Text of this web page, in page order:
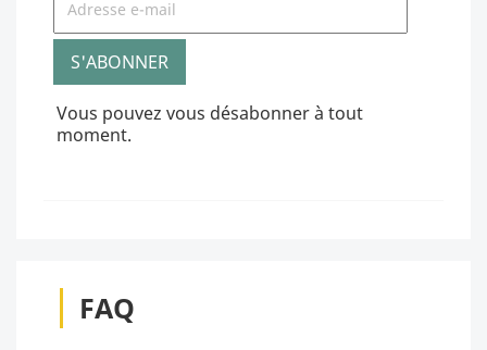
Vous pouvez vous désabonner à tout
moment.
FAQ